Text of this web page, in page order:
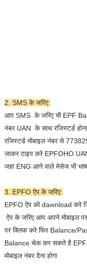
2. SMS के जरिए:
आप SMS के जरिए भी EPF
नंबर UAN के साथ रजिस्टर्ड
रजिस्टर्ड मोबाइल नंबर से
जाकर टाइप करे EPFOHO
जहा ENG आने वाले मेसेज भी भाषा
3. EPFO ऐप के जरिए:
EPFO ऐप को dawnload करे
ऐप के जरिए आप अपने मोबाइल
पर क्लिक करे फिर Balance/
Balance चेक कर सकते है EPF
मोबाइल नंबर देना होगा